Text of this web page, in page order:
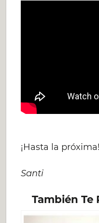
¡Hasta la próxima!
Santi
También Te